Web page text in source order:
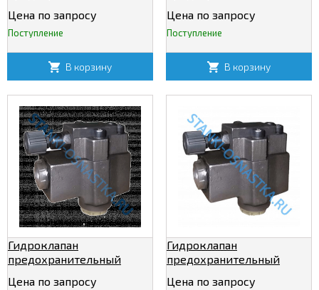
Цена по запросу
Поступление
В корзину
Цена по запросу
Поступление
В корзину
Гидроклапан
предохранительный
Цена по запросу
Гидроклапан
предохранительный
Цена по запросу